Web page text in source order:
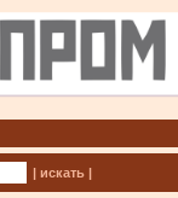
| искать |